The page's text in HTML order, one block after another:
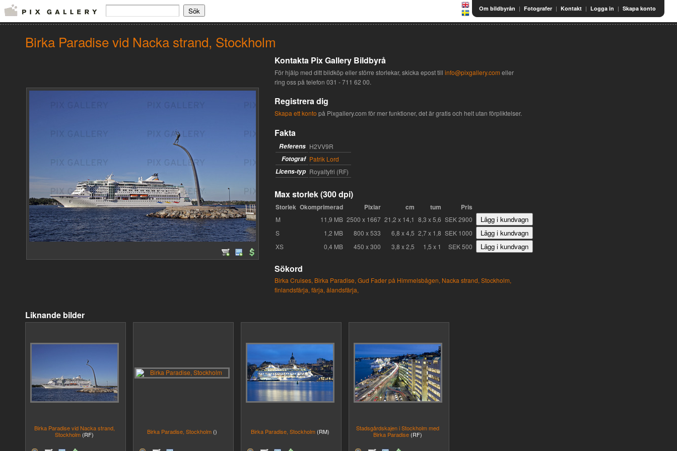
Om bildbyrån | Fotografer | Kontakt | Logga in | Skapa konto
Birka Paradise vid Nacka strand, Stockholm
Kontakta Pix Gallery Bildbyrå
För hjälp med ditt bildköp eller större storlekar, skicka epost till info@pixgallery.com eller
ring oss på telefon 031 - 711 62 00.
Registrera dig
Skapa ett konto på Pixgallery.com för mer funktioner, det är gratis och helt utan förpliktelser.
Fakta
Referens H2VV9R
Fotograf Patrik Lord
Licens-typ Royaltyfri (RF)
Max storlek (300 dpi)
Storlek Okomprimerad Pixlar cm tum Pris
M 11,9 MB 2500 x 1667 21,2 x 14,1 8,3 x 5,6 SEK 2900
S
1,2 MB 800 x 533 6,8 x 4,5 2,7 x 1,8 SEK 1000
XS
0,4 MB 450 x 300 3,8 x 2,5 1,5 x 1 SEK 500
Sökord
Birka Cruises, Birka Paradise, Gud Fader på Himmelsbågen, Nacka strand, Stockholm,
finlandsfärja, färja, ålandsfärja,
Liknande bilder
Birka Paradise vid Nacka strand,
Stockholm (RF) Birka Paradise, Stockholm () Birka Paradise, Stockholm (RM)
Stadsgårdskajen i Stockholm med
Birka Paradise (RF)